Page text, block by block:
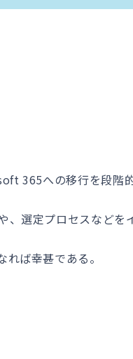
365への移行を段階
、選定プロセスなどを
ば幸甚である。